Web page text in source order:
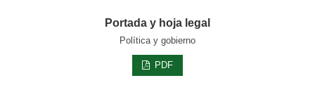
Portada y hoja legal
Política y gobierno
PDF